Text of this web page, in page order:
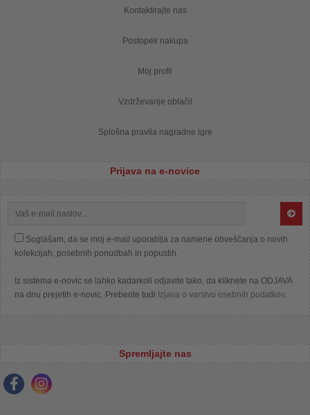
Kontaktirajte nas
Postopek nakupa
Moj profil
Vzdrževanje oblačil
Splošna pravila nagradne igre
Prijava na e-novice
Soglašam, da se moj e-mail uporablja za namene obveščanja o novih
kolekcijah, posebnih ponudbah in popustih.
Iz sistema e-novic se lahko kadarkoli odjavite tako, da kliknete na ODJAVA
na dnu prejetih e-novic. Preberite tudi Izjava o varstvu osebnih podatkov.
Spremljajte nas